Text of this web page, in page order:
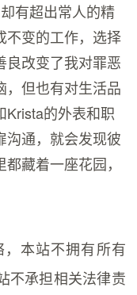
有超出常人的精
变的工作，选择
良改变了我对罪恶
，但也有对生活品
Krista的外表和职
沟通，就会发现彼
藏着一座花园，
本站不拥有所有
不承担相关法律责